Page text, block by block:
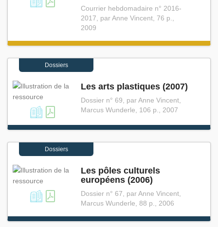
Courrier hebdomadaire n° 2016-
2017, par Anne Vincent, 76 p.,
2009
Dossiers
Les arts plastiques (2007)
Dossier n° 69, par Anne Vincent,
Marcus Wunderle, 106 p., 2007
Dossiers
Les pôles culturels
européens (2006)
Dossier n° 67, par Anne Vincent,
Marcus Wunderle, 88 p., 2006